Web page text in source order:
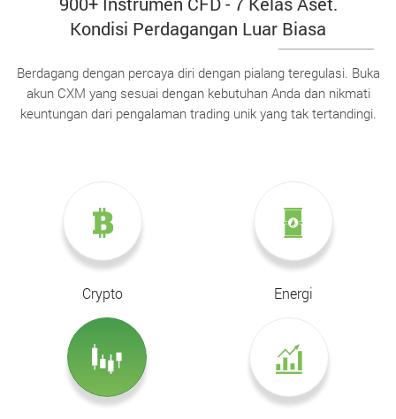
Kondisi Perdagangan Luar Biasa
Berdagang dengan percaya diri dengan pialang teregulasi. Buka
akun CXM yang sesuai dengan kebutuhan Anda dan nikmati
keuntungan dari pengalaman trading unik yang tak tertandingi.
Crypto Energi